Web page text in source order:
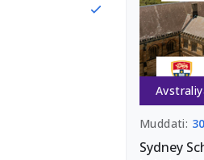
Muddati:
Sydney